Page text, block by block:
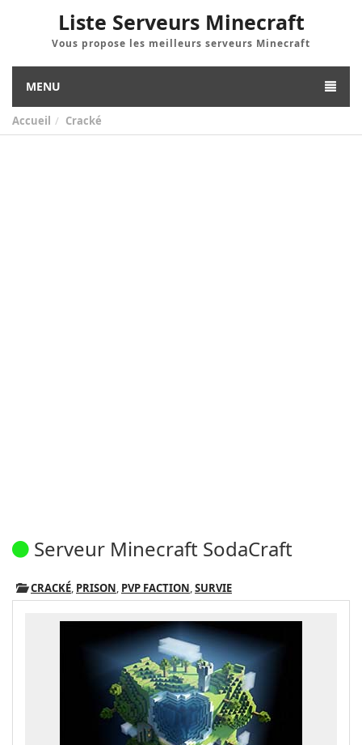
Liste Serveurs Minecraft
Vous propose les meilleurs serveurs Minecraft
MENU
Accueil Cracké
Serveur Minecraft SodaCraft
CRACKÉ, PRISON, PVP FACTION,SURVIE